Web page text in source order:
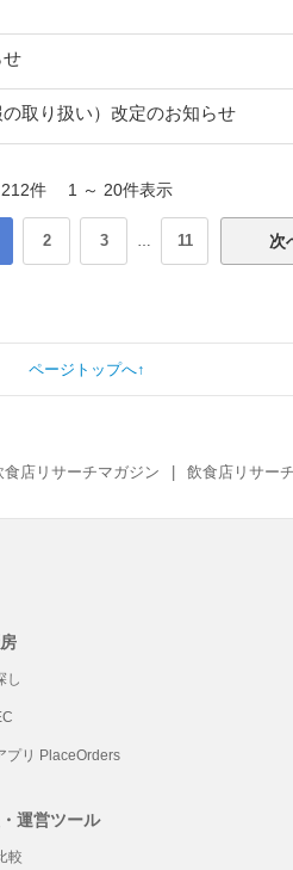
せ
取り扱い）改定のお知らせ
212件 1 ～ 20件表示
2 3 … 11 次
ページトップへ↑
食店リサーチマガジン 飲食店リサー
し
プリ PlaceOrders
運営ツール
較